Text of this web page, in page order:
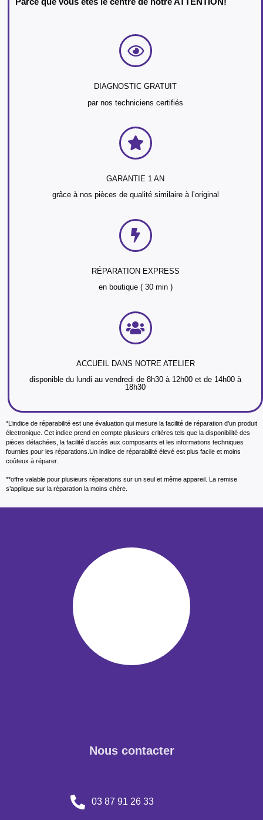
DIAGNOSTIC GRATUIT
par nos techniciens certifiés
GARANTIE 1 AN
grâce à nos pièces de qualité similaire à l’original
RÉPARATION EXPRESS
en boutique ( 30 min )
ACCUEIL DANS NOTRE ATELIER
disponible du lundi au vendredi de 8h30 à 12h00 et de 14h00 à
18h30
*L’indice de réparabilité est une évaluation qui mesure la facilité de réparation d’un produit
électronique. Cet indice prend en compte plusieurs critères tels que la disponibilité des
pièces détachées, la facilité d’accès aux composants et les informations techniques
fournies pour les réparations.Un indice de réparabilité élevé est plus facile et moins
coûteux à réparer.
**offre valable pour plusieurs réparations sur un seul et même appareil. La remise
s’applique sur la réparation la moins chère.
Nous contacter
03 87 91 26 33